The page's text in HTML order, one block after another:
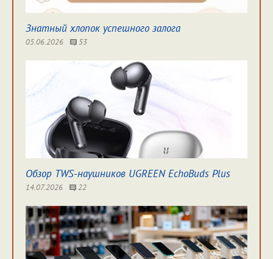
Знатный хлопок успешного залога
05.06.2026 53
Обзор TWS-наушников UGREEN EchoBuds Plus
14.07.2026 22